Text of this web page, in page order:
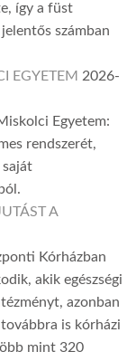
így a füst
számban
EGYETEM 2026-
Egyetem:
rendszerét,
saját
A
Kórházban
akik egészségi
azonban
is kórházi
mint 320